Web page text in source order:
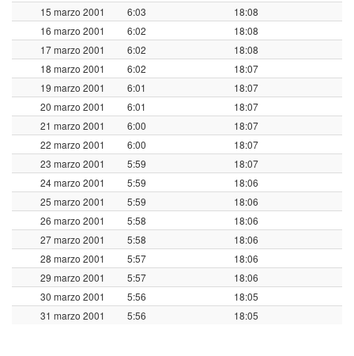
15 marzo 2001
6:03
18:08
16 marzo 2001
6:02
18:08
17 marzo 2001
6:02
18:08
18 marzo 2001
6:02
18:07
19 marzo 2001
6:01
18:07
20 marzo 2001
6:01
18:07
21 marzo 2001
6:00
18:07
22 marzo 2001
6:00
18:07
23 marzo 2001
5:59
18:07
24 marzo 2001
5:59
18:06
25 marzo 2001
5:59
18:06
26 marzo 2001
5:58
18:06
27 marzo 2001
5:58
18:06
28 marzo 2001
5:57
18:06
29 marzo 2001
5:57
18:06
30 marzo 2001
5:56
18:05
31 marzo 2001
5:56 18:05